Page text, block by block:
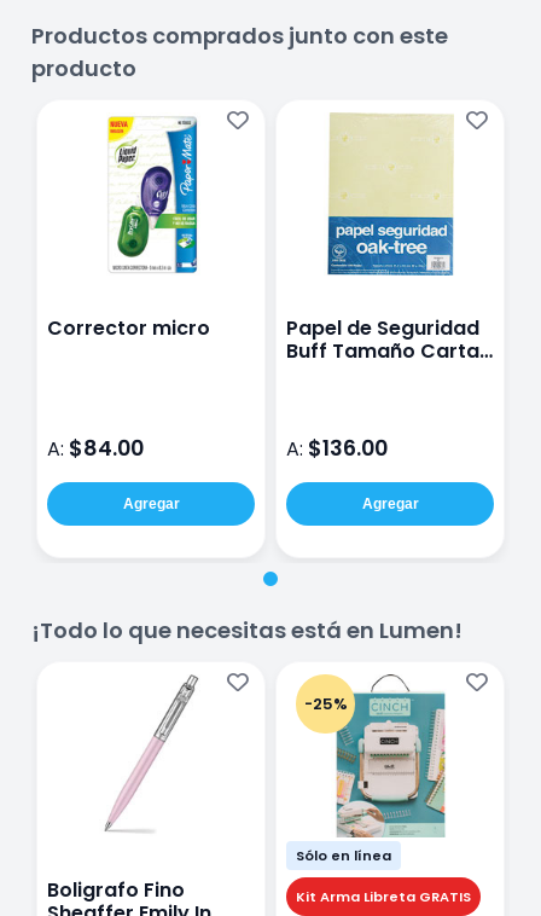
Productos comprados junto con este
producto
Corrector micro
A: $84.00
Agregar
Papel de Seguridad
Buff Tamaño Carta
A: $136.00
Agregar
¡Todo lo que necesitas está en Lumen!
Boligrafo Fino
-25%
Sólo en línea
Kit Arma Libreta GRATIS